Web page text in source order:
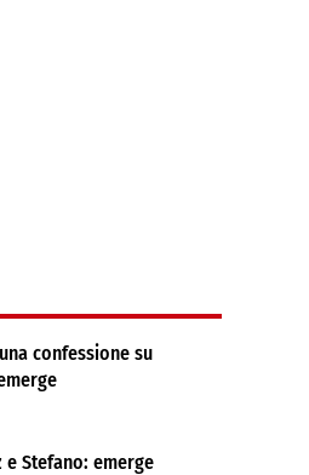
confessione su
e Stefano: emerge